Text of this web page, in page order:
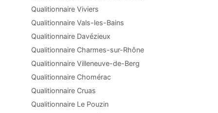
Qualitionnaire Viviers
Qualitionnaire Vals-les-Bains
Qualitionnaire Davézieux
Qualitionnaire Charmes-sur-Rhône
Qualitionnaire Villeneuve-de-Berg
Qualitionnaire Chomérac
Qualitionnaire Cruas
Qualitionnaire Le Pouzin